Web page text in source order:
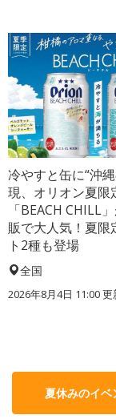
冷やすと缶に“沖
現、オリオン夏限
「BEACH CHILL
販で大人気！夏限
ト2種も登場
全国
2026年8月4日 11:00更
夏休みのイベ